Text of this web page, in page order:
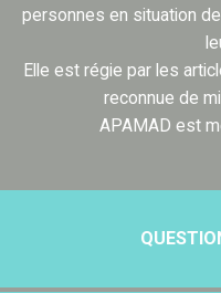
personnes en situation
Elle est régie par les
reconnue de
APAMAD est